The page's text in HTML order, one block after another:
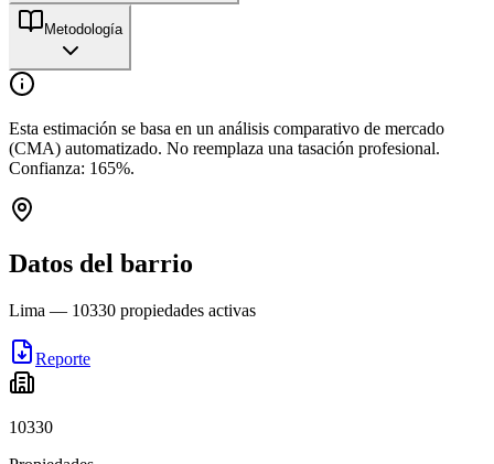
Metodología
Esta estimación se basa en un análisis comparativo de mercado
(CMA) automatizado. No reemplaza una tasación profesional.
Confianza: 165%.
Datos del barrio
Lima — 10330 propiedades activas
Reporte
10330